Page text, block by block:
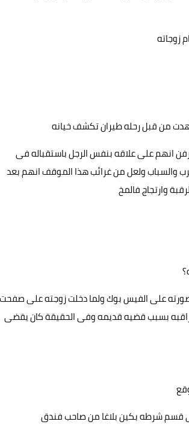
زوجاته
من قبل رحله طيران تكشف خيانه
انهم على علاقه بنفس الرجل باستقباله فى
والسباب ولعل من غرائب هذا الموقف انهم بعد
وارتجاج فالمخ
على الفيس بوك ولما دخلت زوجته على صفحت
بسبب قضيه قديمه وفى الحقيقة كان يقضى
قسم شرطه بكين بلاغا من صاحب فندق